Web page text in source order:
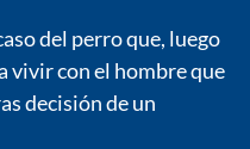
del perro que, luego
vivir con el hombre que
decisión de un